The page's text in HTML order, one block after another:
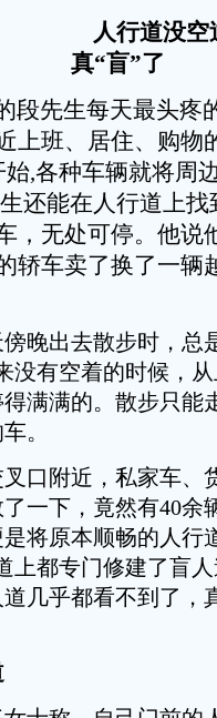
人行道没空
真“盲”了
段先生每天最头疼
上班、居住、购物
,各种车辆就将周
还能在人行道上
，无处可停。他说
轿车卖了换了一辆
晚出去散步时，总
没有空着的时候，
满满的。散步只能
。
口附近，私家车、
一下，竟然有40余
将原本顺畅的人行
上都专门修建了盲
几乎都看不到了，